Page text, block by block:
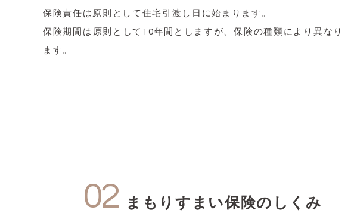
保険責任は原則として住宅引渡し日に始まります。
保険期間は原則として10年間としますが、保険の種類により異なり
ます。
02 まもりすまい保険のしくみ